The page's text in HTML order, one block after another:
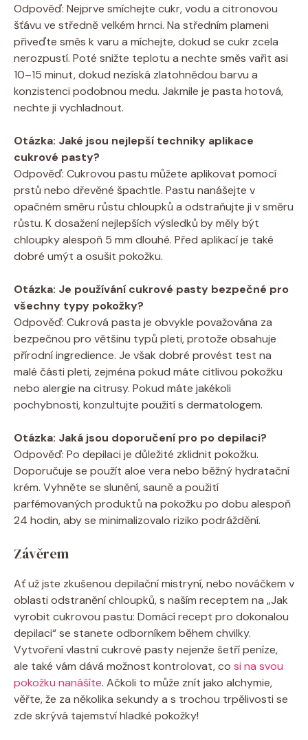
Odpověď: Nejprve smíchejte cukr, vodu a citronovou
šťávu ve středně velkém hrnci. Na středním plameni
přiveďte směs k varu a míchejte, dokud se cukr zcela
nerozpustí. Poté snižte teplotu a nechte směs vařit asi
10–15 minut, dokud nezíská zlatohnědou barvu a
konzistenci podobnou medu. Jakmile je pasta hotová,
nechte ji vychladnout.
Otázka: Jaké jsou nejlepší techniky aplikace
cukrové pasty?
Odpověď: Cukrovou pastu můžete aplikovat pomocí
prstů nebo dřevěné špachtle. Pastu nanášejte v
opačném směru růstu chloupků a odstraňujte ji v směru
růstu. K dosažení nejlepších výsledků by měly být
chloupky alespoň 5 mm dlouhé. Před aplikací je také
dobré umýt a osušit pokožku.
Otázka: Je používání cukrové pasty bezpečné pro
všechny typy pokožky?
Odpověď: Cukrová pasta je obvykle považována za
bezpečnou pro většinu typů pleti, protože obsahuje
přírodní ingredience. Je však dobré provést test na
malé části pleti, zejména pokud máte citlivou pokožku
nebo alergie na citrusy. Pokud máte jakékoli
pochybnosti, konzultujte použití s dermatologem.
Otázka: Jaká jsou doporučení pro po depilaci?
Odpověď: Po depilaci je důležité zklidnit pokožku.
Doporučuje se použít aloe vera nebo běžný hydratační
krém. Vyhněte se slunění, sauně a použití
parfémovaných produktů na pokožku po dobu alespoň
24 hodin, aby se minimalizovalo riziko podráždění.
Závěrem
Ať už jste zkušenou depilační mistryní, nebo nováčkem v
oblasti odstranění chloupků, s naším receptem na „Jak
vyrobit cukrovou pastu: Domácí recept pro dokonalou
depilaci“ se stanete odborníkem během chvilky.
Vytvoření vlastní cukrové pasty nejenže šetří peníze,
ale také vám dává možnost kontrolovat, co si na svou
pokožku nanášíte. Ačkoli to může znít jako alchymie,
věřte, že za několika sekundy a s trochou trpělivosti se
zde skrývá tajemství hladké pokožky!